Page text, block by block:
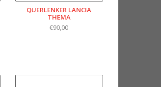
QUERLENKER LANCIA
THEMA
€90,00